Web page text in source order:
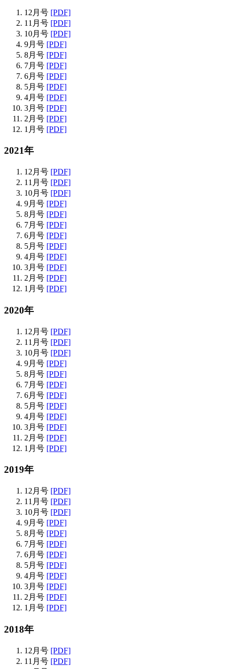
12月号 [PDF]
11月号 [PDF]
10月号 [PDF]
9月号 [PDF]
8月号 [PDF]
7月号 [PDF]
6月号 [PDF]
5月号 [PDF]
4月号 [PDF]
3月号 [PDF]
2月号 [PDF]
1月号 [PDF]
2021年
12月号 [PDF]
11月号 [PDF]
10月号 [PDF]
9月号 [PDF]
8月号 [PDF]
7月号 [PDF]
6月号 [PDF]
5月号 [PDF]
4月号 [PDF]
3月号 [PDF]
2月号 [PDF]
1月号 [PDF]
2020年
12月号 [PDF]
11月号 [PDF]
10月号 [PDF]
9月号 [PDF]
8月号 [PDF]
7月号 [PDF]
6月号 [PDF]
5月号 [PDF]
4月号 [PDF]
3月号 [PDF]
2月号 [PDF]
1月号 [PDF]
2019年
12月号 [PDF]
11月号 [PDF]
10月号 [PDF]
9月号 [PDF]
8月号 [PDF]
7月号 [PDF]
6月号 [PDF]
5月号 [PDF]
4月号 [PDF]
3月号 [PDF]
2月号 [PDF]
1月号 [PDF]
2018年
12月号 [PDF]
11月号 [PDF]